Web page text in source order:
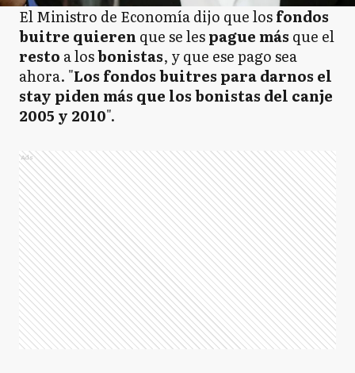
El Ministro de Economía dijo que losfondos
buitre quieren que se lespague más que el
resto a losbonistas, y que ese pago sea
ahora. "Los fondos buitres para darnos el
stay piden más que los bonistas del canje
2005 y 2010".
Ads